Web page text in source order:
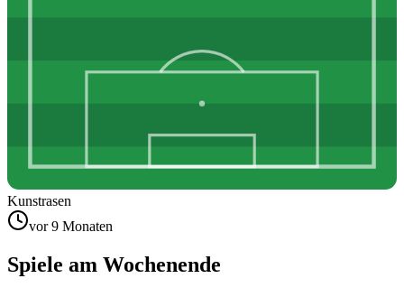
Kunstrasen
vor 9 Monaten
Spiele am Wochenende